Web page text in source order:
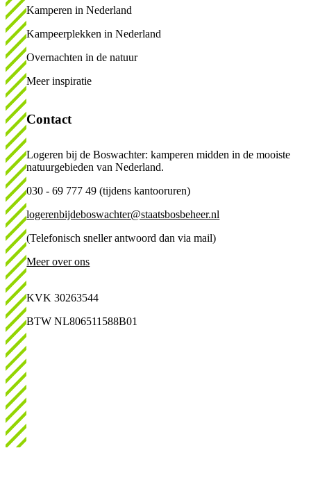
Kamperen in Nederland
Kampeerplekken in Nederland
Overnachten in de natuur
Meer inspiratie
Contact
Logeren bij de Boswachter: kamperen midden in de mooiste
natuurgebieden van Nederland.
030 - 69 777 49 (tijdens kantooruren)
logerenbijdeboswachter@staatsbosbeheer.nl
(Telefonisch sneller antwoord dan via mail)
Meer over ons
KVK 30263544
BTW NL806511588B01